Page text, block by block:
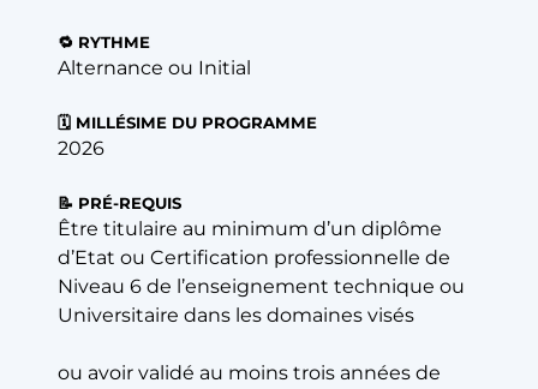
🔁 RYTHME
Alternance ou Initial
🗓️ MILLÉSIME DU PROGRAMME
2026
📝 PRÉ-REQUIS
Être titulaire au minimum d’un diplôme
d’Etat ou Certification professionnelle de
Niveau 6 de l’enseignement technique ou
Universitaire dans les domaines visés
ou avoir validé au moins trois années de